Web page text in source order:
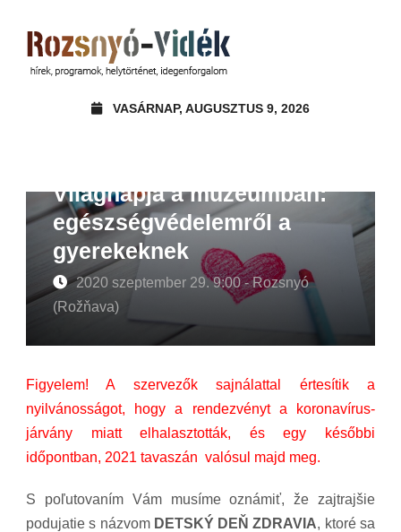
VASÁRNAP, AUGUSZTUS 9, 2026
Világnapja a múzeumban:
egészségvédelemről a
gyerekeknek
2020 szeptember 29. 9:00 - Rozsnyó
(Rožňava)
Figyelem! A szervezők sajnálattal értesítik a
nyilvánosságot, hogy a rendezvényt a koronavírus-
járvány miatt elhalasztották, és egy későbbi
időpontban, 2021 tavaszán valósul majd meg.
S poľutovaním Vám musíme oznámiť, že zajtrajšie
podujatie s názvom DETSKÝ DEŇ ZDRAVIA, ktoré sa